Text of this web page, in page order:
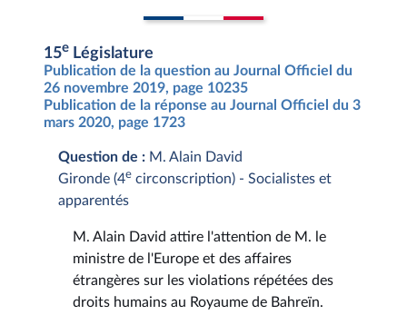
15e Législature
Publication de la question au Journal Officiel du
26 novembre 2019, page 10235
Publication de la réponse au Journal Officiel du 3
mars 2020, page 1723
Question de : M. Alain David
Gironde (4e circonscription) - Socialistes et
apparentés
M. Alain David attire l'attention de M. le
ministre de l'Europe et des affaires
étrangères sur les violations répétées des
droits humains au Royaume de Bahreïn.